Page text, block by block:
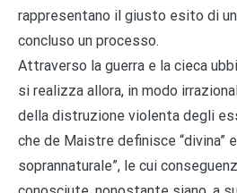
rappresentano il giusto esito di
concluso un processo.
Attraverso la guerra e la cieca
si realizza allora, in modo
della distruzione violenta degli
che de Maistre definisce “divina”
soprannaturale”, le cui